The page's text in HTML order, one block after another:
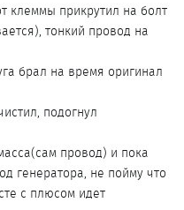
клеммы прикрутил на болт
тонкий провод на
брал на время оригинал
подогнул
провод) и пока
генератора, не пойму что
с плюсом идет